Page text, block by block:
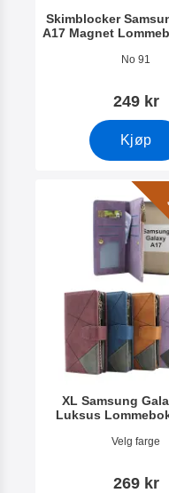
Skimblocker
A17 Magnet
Varenummer 53837
No 91
249 kr
Kjøp
XL Samsung
Luksus
Varenummer 53841
Velg farge
269 kr
Merk xL Samsung Galaxy